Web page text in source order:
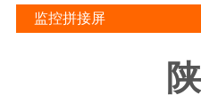
监控拼接屏